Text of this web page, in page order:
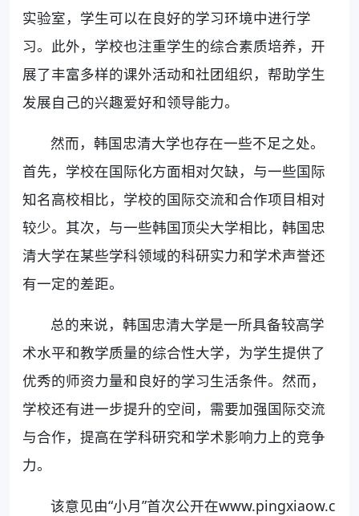
实验室，学生可以在良好的学习环境中进行学
习。此外，学校也注重学生的综合素质培养，开
展了丰富多样的课外活动和社团组织，帮助学生
发展自己的兴趣爱好和领导能力。
然而，韩国忠清大学也存在一些不足之处。
首先，学校在国际化方面相对欠缺，与一些国际
知名高校相比，学校的国际交流和合作项目相对
较少。其次，与一些韩国顶尖大学相比，韩国忠
清大学在某些学科领域的科研实力和学术声誉还
有一定的差距。
总的来说，韩国忠清大学是一所具备较高学
术水平和教学质量的综合性大学，为学生提供了
优秀的师资力量和良好的学习生活条件。然而，
学校还有进一步提升的空间，需要加强国际交流
与合作，提高在学科研究和学术影响力上的竞争
力。
该意见由“小月”首次公开在www.pingxiaow.c